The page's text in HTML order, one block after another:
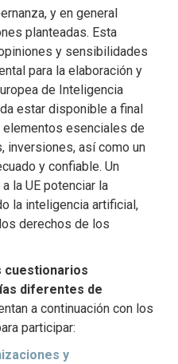
y en general
planteadas. Esta
y sensibilidades
para la elaboración y
de Inteligencia
estar disponible a final
esenciales de
inversiones, así como un
y confiable. Un
la UE potenciar la
la inteligencia artificial,
derechos de los
cuestionarios
diferentes de
a continuación con los
participar:
y